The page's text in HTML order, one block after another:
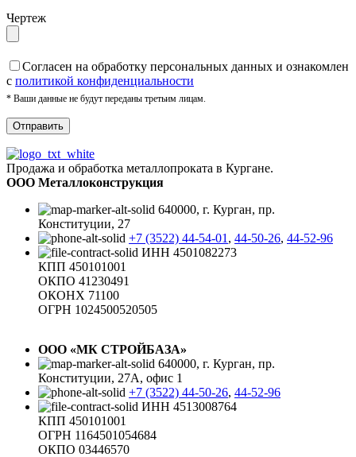
Чертеж
Cогласен на обработку персональных данных и ознакомлен
с политикой конфиденциальности
* Ваши данные не будут переданы третьим лицам.
Продажа и обработка металлопроката в Кургане.
ООО Металлоконструкция
640000, г. Курган, пр.
Конституции, 27
+7 (3522) 44-54-01 , 44-50-26, 44-52-96
ИНН 4501082273
КПП 450101001
ОКПО 41230491
ОКОНХ 71100
ОГРН 1024500520505
ООО «МК СТРОЙБАЗА»
640000, г. Курган, пр.
Конституции, 27А, офис 1
+7 (3522) 44-50-26, 44-52-96
ИНН 4513008764
КПП 450101001
ОГРН 1164501054684
ОКПО 03446570